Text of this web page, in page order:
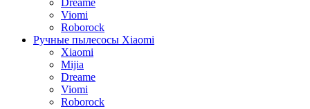
Viomi
Roborock
Ручные пылесосы Xiaomi
Xiaomi
Mijia
Dreame
Viomi
Roborock